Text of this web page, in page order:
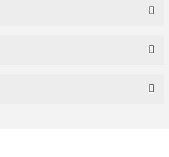
henüz soru sorulmamış.